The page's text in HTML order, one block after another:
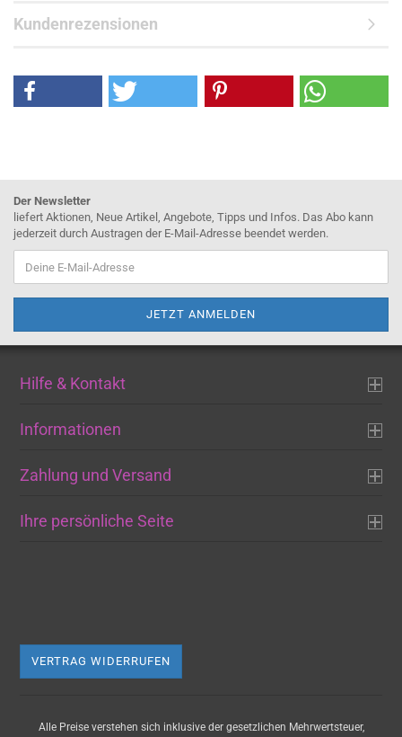
Kundenrezensionen
Der Newsletter
liefert Aktionen, Neue Artikel, Angebote, Tipps und Infos. Das Abo kann
jederzeit durch Austragen der E-Mail-Adresse beendet werden.
Hilfe & Kontakt
Informationen
Zahlung und Versand
Ihre persönliche Seite
VERTRAG WIDERRUFEN
Alle Preise verstehen sich inklusive der gesetzlichen Mehrwertsteuer,